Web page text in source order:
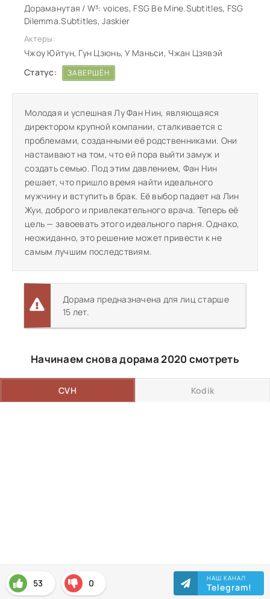
Дораманутая / W³: voices, FSG Be Mine.Subtitles, FSG
Dilemma.Subtitles, Jaskier
Актеры:
Чжоу Юйтун, Гун Цзюнь, У Маньси, Чжан Цзявэй
Статус:
ЗАВЕРШЁН
Молодая и успешная Лу Фан Нин, являющаяся
директором крупной компании, сталкивается с
проблемами, созданными её родственниками. Они
настаивают на том, что ей пора выйти замуж и
создать семью. Под этим давлением, Фан Нин
решает, что пришло время найти идеального
мужчину и вступить в брак. Её выбор падает на Лин
Жуи, доброго и привлекательного врача. Теперь её
цель — завоевать этого идеального парня. Однако,
неожиданно, это решение может привести к не
самым лучшим последствиям.
Дорама предназначена для лиц старше
15 лет.
Начинаем снова дорама 2020 смотреть
CVH Kodik
53 0 НАШ КАНАЛ
Telegram!